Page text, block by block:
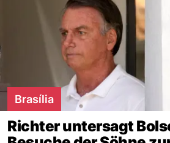
Brasília
Richter untersagt